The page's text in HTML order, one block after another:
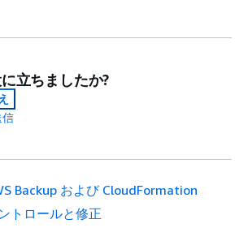
立ちましたか?
信
Backup および CloudFormation
トロールと修正